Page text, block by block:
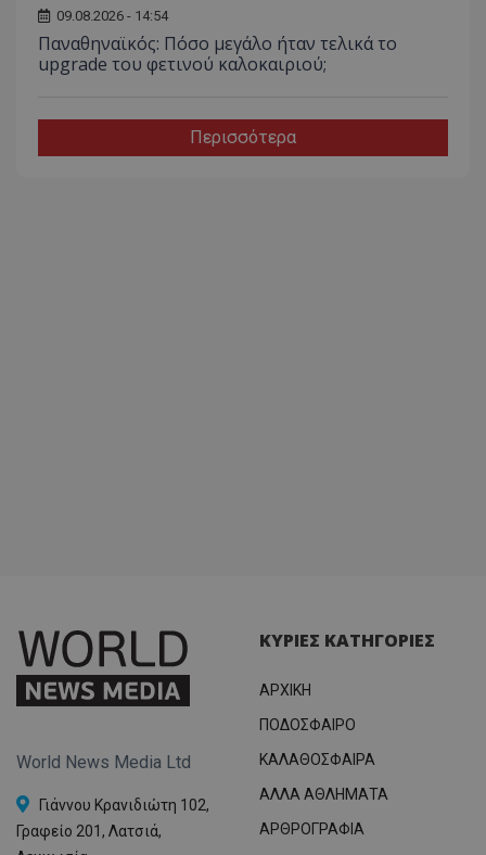
09.08.2026 - 14:54
Παναθηναϊκός: Πόσο μεγάλο ήταν τελικά το
upgrade του φετινού καλοκαιριού;
Περισσότερα
World News Media Ltd
Γιάννου Κρανιδιώτη 102,
Γραφείο 201, Λατσιά,
ΚΥΡΙΕΣ ΚΑΤΗΓΟΡΙΕΣ
ΑΡΧΙΚΗ
ΠΟΔΟΣΦΑΙΡΟ
ΚΑΛΑΘΟΣΦΑΙΡΑ
ΑΛΛΑ ΑΘΛΗΜΑΤΑ
ΑΡΘΡΟΓΡΑΦΙΑ